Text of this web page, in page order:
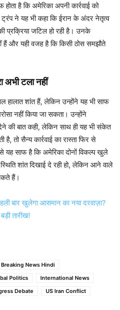
है कि अमेरिका अपनी कार्रवाई को
ने यह भी कहा कि ईरान के अंदर नेतृत्व
प्रक्रिया जटिल हो रही है। उनके
हैं और यही वजह है कि किसी ठोस समझौते
अभी टला नहीं
हालात शांत हैं, लेकिन उन्होंने यह भी साफ
नहीं किया जा सकता। उन्होंने
की बात कही, लेकिन साथ ही यह भी संकेत
तो सैन्य कार्रवाई का रास्ता फिर से
साफ है कि अमेरिका दोनों विकल्प खुले
शांत दिखाई दे रही हो, लेकिन आने वाले
हैं।
बार खुलेगा आसमान का नया दरवाज़ा?
तारीख!
Breaking News Hindi
Politics
International News
Debate
US Iran Conflict